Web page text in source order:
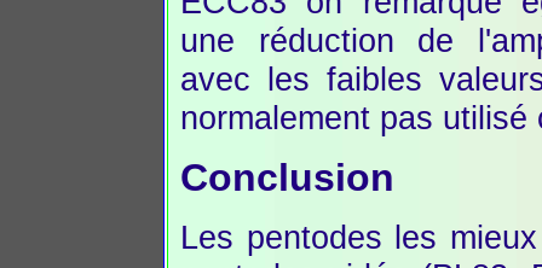
une réduction de
avec les faibles
normalement pas
Conclusion
Les pentodes les